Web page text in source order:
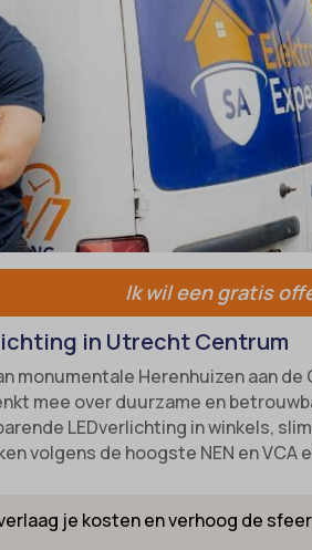
Ik wil een gratis
in Utrecht Centrum
monumentale Herenhuizen aan
mee over duurzame en
LEDverlichting in winkels,
volgens de hoogste NEN en VCA
je kosten en verhoog de
checkbox-*
consent
available-post-*
items-colors
device-id-*
diensten
omvat alle cookies, domeinen en
vallen of niet duidelijk zijn gecategoriseerd.
Details weergeven